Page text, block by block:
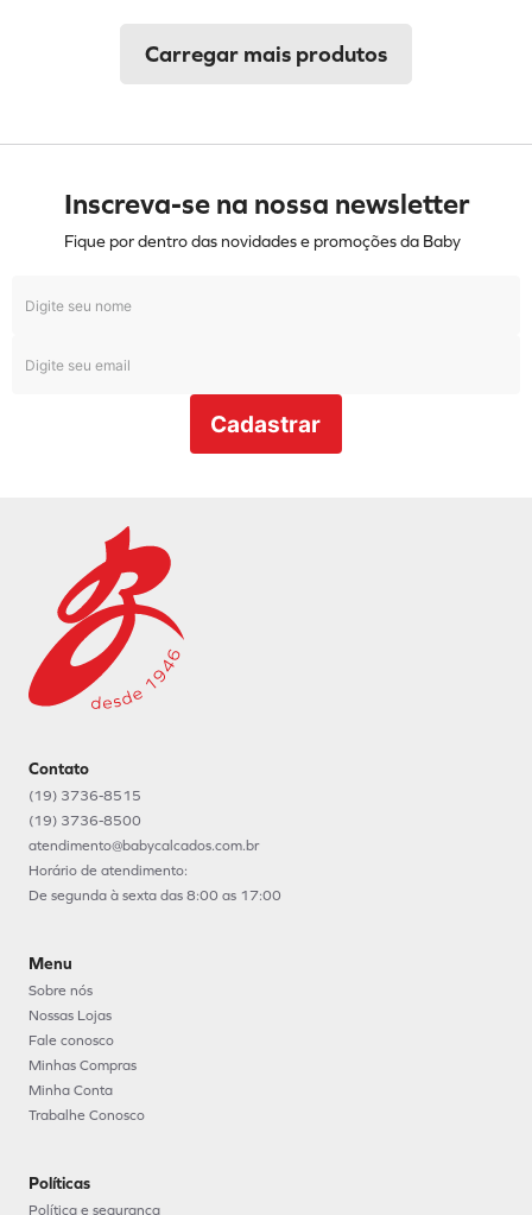
Inscreva-se na nossa newsletter
Fique por dentro das novidades e promoções da Baby
Cadastrar
Contato
(19) 3736-8515
(19) 3736-8500
atendimento@babycalcados.com.br
Horário de atendimento:
De segunda à sexta das 8:00 as 17:00
Menu
Sobre nós
Nossas Lojas
Fale conosco
Minhas Compras
Minha Conta
Trabalhe Conosco
Políticas
Política e segurança